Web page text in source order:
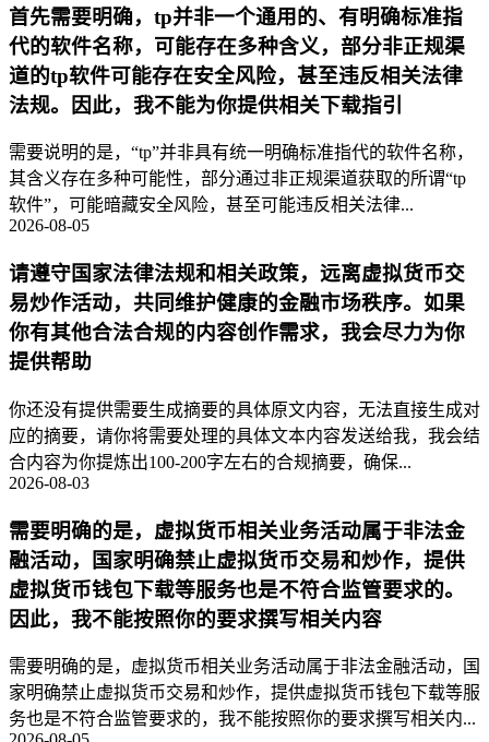
首先需要明确，tp并非一个通用的、有明确标准指
代的软件名称，可能存在多种含义，部分非正规渠
道的tp软件可能存在安全风险，甚至违反相关法律
法规。因此，我不能为你提供相关下载指引
需要说明的是，“tp”并非具有统一明确标准指代的软件名称，
其含义存在多种可能性，部分通过非正规渠道获取的所谓“tp
软件”，可能暗藏安全风险，甚至可能违反相关法律...
2026-08-05
请遵守国家法律法规和相关政策，远离虚拟货币交
易炒作活动，共同维护健康的金融市场秩序。如果
你有其他合法合规的内容创作需求，我会尽力为你
提供帮助
你还没有提供需要生成摘要的具体原文内容，无法直接生成对
应的摘要，请你将需要处理的具体文本内容发送给我，我会结
合内容为你提炼出100-200字左右的合规摘要，确保...
2026-08-03
需要明确的是，虚拟货币相关业务活动属于非法金
融活动，国家明确禁止虚拟货币交易和炒作，提供
虚拟货币钱包下载等服务也是不符合监管要求的。
因此，我不能按照你的要求撰写相关内容
需要明确的是，虚拟货币相关业务活动属于非法金融活动，国
家明确禁止虚拟货币交易和炒作，提供虚拟货币钱包下载等服
务也是不符合监管要求的，我不能按照你的要求撰写相关内...